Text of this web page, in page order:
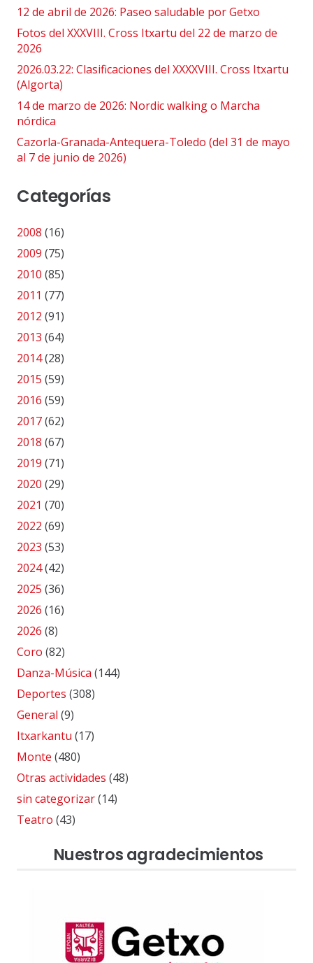
12 de abril de 2026: Paseo saludable por Getxo
Fotos del XXXVIII. Cross Itxartu del 22 de marzo de
2026
2026.03.22: Clasificaciones del XXXXVIII. Cross Itxartu
(Algorta)
14 de marzo de 2026: Nordic walking o Marcha
nórdica
Cazorla-Granada-Antequera-Toledo (del 31 de mayo
al 7 de junio de 2026)
Categorías
2008 (16)
2009 (75)
2010 (85)
2011 (77)
2012 (91)
2013 (64)
2014(28)
2015 (59)
2016 (59)
2017(62)
2018 (67)
2019 (71)
2020 (29)
2021 (70)
2022 (69)
2023 (53)
2024(42)
2025 (36)
2026 (16)
2026 (8)
Coro (82)
Danza-Música (144)
Deportes (308)
General (9)
Itxarkantu (17)
Monte (480)
Otras actividades (48)
sin categorizar(14)
Teatro (43)
Nuestros agradecimientos